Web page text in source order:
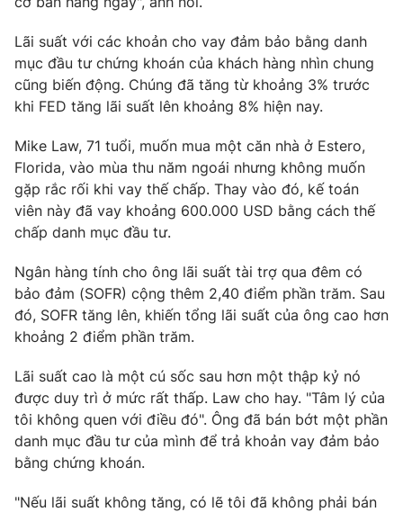
Lãi suất với các khoản cho vay đảm bảo bằng danh
mục đầu tư chứng khoán của khách hàng nhìn chung
cũng biến động. Chúng đã tăng từ khoảng 3% trước
khi FED tăng lãi suất lên khoảng 8% hiện nay.
Mike Law, 71 tuổi, muốn mua một căn nhà ở Estero,
Florida, vào mùa thu năm ngoái nhưng không muốn
gặp rắc rối khi vay thế chấp. Thay vào đó, kế toán
viên này đã vay khoảng 600.000 USD bằng cách thế
chấp danh mục đầu tư.
Ngân hàng tính cho ông lãi suất tài trợ qua đêm có
bảo đảm (SOFR) cộng thêm 2,40 điểm phần trăm. Sau
đó, SOFR tăng lên, khiến tổng lãi suất của ông cao hơn
khoảng 2 điểm phần trăm.
Lãi suất cao là một cú sốc sau hơn một thập kỷ nó
được duy trì ở mức rất thấp. Law cho hay. "Tâm lý của
tôi không quen với điều đó". Ông đã bán bớt một phần
danh mục đầu tư của mình để trả khoản vay đảm bảo
bằng chứng khoán.
"Nếu lãi suất không tăng, có lẽ tôi đã không phải bán